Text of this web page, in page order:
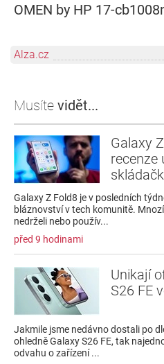
OMEN by HP 17-
Alza.cz
Musíte vidět...
Galaxy
recenze
Galaxy Z Fold8 je v posledních
bláznovství v tech komunitě.
nedrželi nebo použív...
před 9 hodinami
Unikají
S26 FE
Jakmile jsme nedávno dostali po
ohledně Galaxy S26 FE, tak
odvahu o zařízení ...